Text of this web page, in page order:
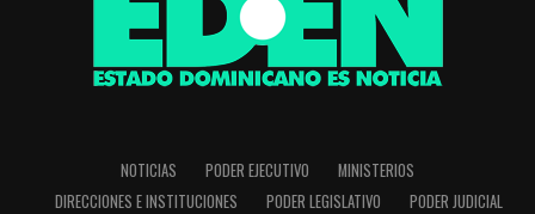
NOTICIAS PODER EJECUTIVO
MINISTERIOS
DIRECCIONES E INSTITUCIONES
PODER LEGISLATIVO PODER JUDICIAL